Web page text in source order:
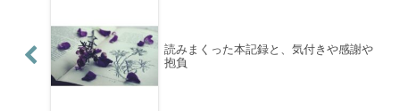
読みまくった本記録と、気付きや感謝や
抱負